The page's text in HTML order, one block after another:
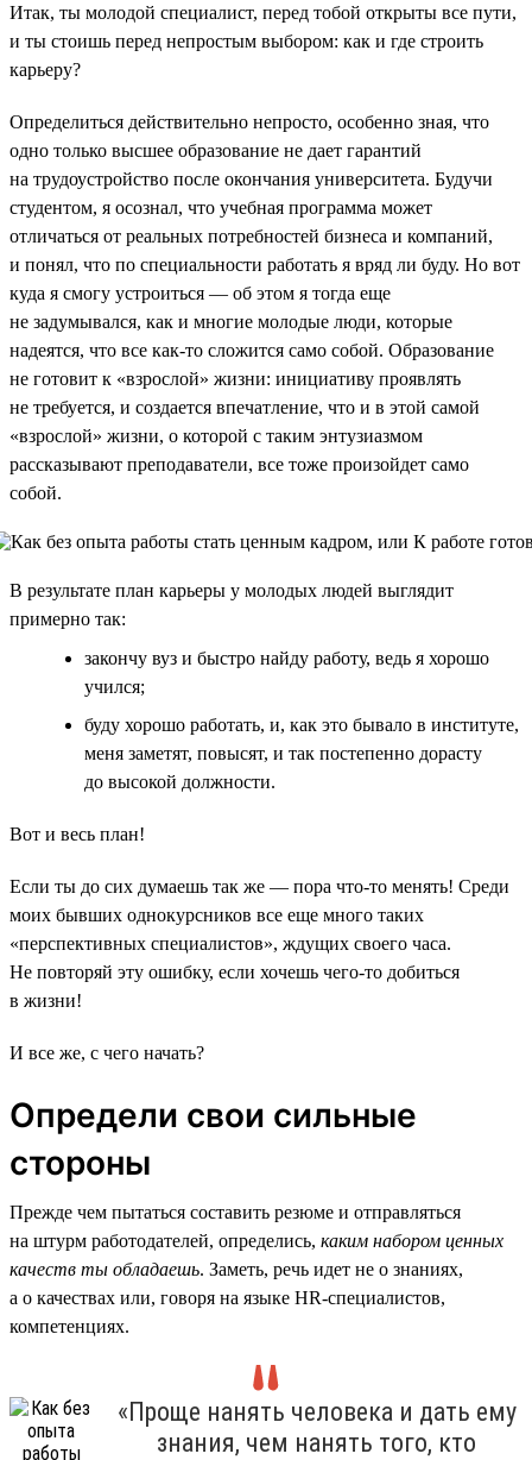
Итак, ты молодой специалист, перед тобой открыты все пути,
и ты стоишь перед непростым выбором: как и где строить
карьеру?
Определиться действительно непросто, особенно зная, что
одно только высшее образование не дает гарантий
на трудоустройство после окончания университета. Будучи
студентом, я осознал, что учебная программа может
отличаться от реальных потребностей бизнеса и компаний,
и понял, что по специальности работать я вряд ли буду. Но вот
куда я смогу устроиться — об этом я тогда еще
не задумывался, как и многие молодые люди, которые
надеятся, что все как-то сложится само собой. Образование
не готовит к «взрослой» жизни: инициативу проявлять
не требуется, и создается впечатление, что и в этой самой
«взрослой» жизни, о которой с таким энтузиазмом
рассказывают преподаватели, все тоже произойдет само
собой.
В результате план карьеры у молодых людей выглядит
примерно так:
закончу вуз и быстро найду работу, ведь я хорошо
учился;
буду хорошо работать, и, как это бывало в институте,
меня заметят, повысят, и так постепенно дорасту
до высокой должности.
Вот и весь план!
Если ты до сих думаешь так же — пора что-то менять! Среди
моих бывших однокурсников все еще много таких
«перспективных специалистов», ждущих своего часа.
Не повторяй эту ошибку, если хочешь чего-то добиться
в жизни!
И все же, с чего начать?
Определи свои сильные
стороны
Прежде чем пытаться составить резюме и отправляться
на штурм работодателей, определись, каким набором ценных
качеств ты обладаешь. Заметь, речь идет не о знаниях,
а о качествах или, говоря на языке HR-специалистов,
компетенциях.
«Проще нанять человека и дать ему
знания, чем нанять того, кто